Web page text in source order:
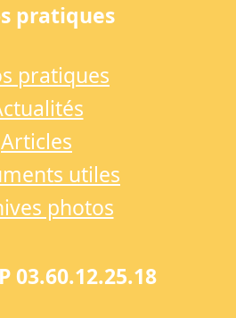
pratiques
pratiques
Articles
utiles
photos
03.60.12.25.18